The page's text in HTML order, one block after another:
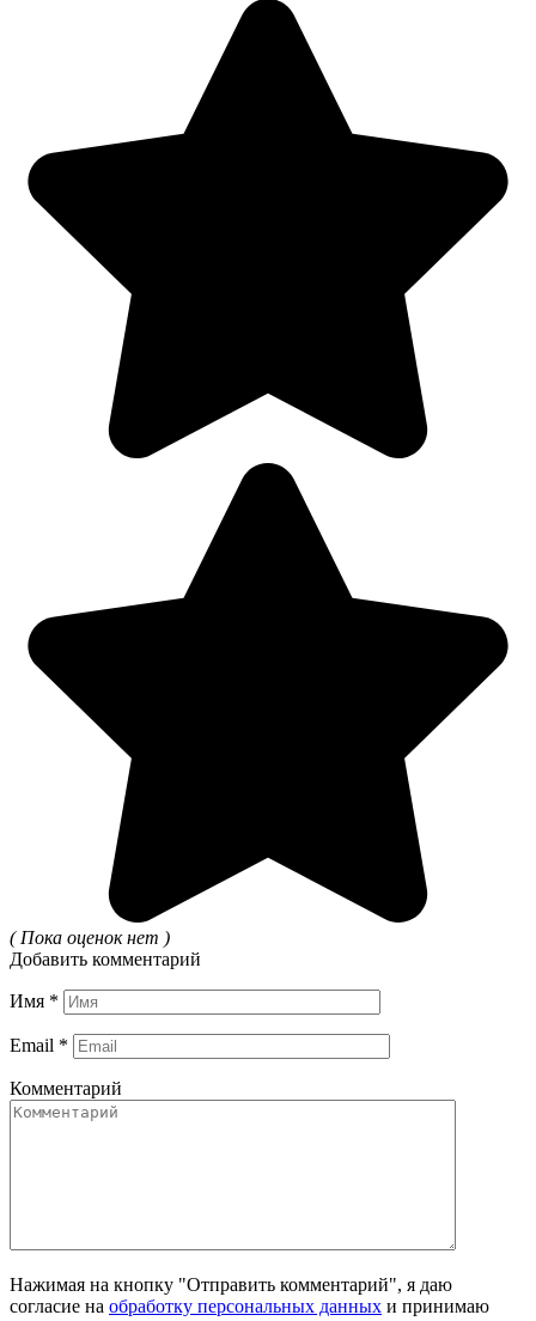
( Пока оценок нет )
Добавить комментарий
Имя *
Email *
Комментарий
Нажимая на кнопку "Отправить комментарий", я даю
согласие на обработку персональных данных и принимаю